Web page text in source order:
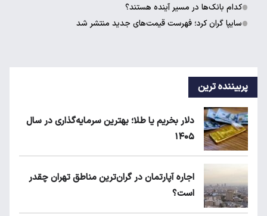
کدام بانک‌ها در مسیر آینده هستند؟
سایپا گران کرد؛ فهرست قیمت‌های جدید منتشر شد
پربیننده ترین
دلار بخریم یا طلا؛ بهترین سرمایه‌گذاری در سال
۱۴۰۵
اجاره آپارتمان در گران‌ترین مناطق تهران چقدر
است؟